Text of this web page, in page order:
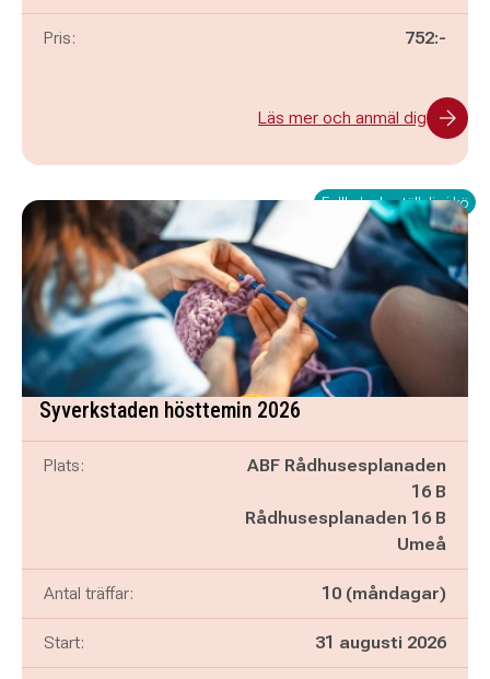
Pris: 752:-
Läs mer och anmäl dig
Fullbokad - ställ dig i kö
Syverkstaden hösttemin 2026
Plats:
ABF Rådhusesplanaden
16 B
Rådhusesplanaden 16 B
Umeå
Antal träffar: 10 (måndagar)
Start: 31 augusti 2026